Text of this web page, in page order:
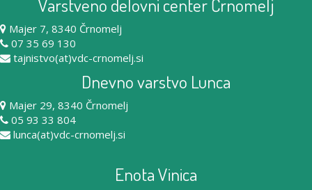
Varstveno delovni center Črnomelj
Majer 7, 8340 Črnomelj
07 35 69 130
tajnistvo(at)vdc-crnomelj.si
Dnevno varstvo Lunca
Majer 29, 8340 Črnomelj
05 93 33 804
lunca(at)vdc-crnomelj.si
Enota Vinica